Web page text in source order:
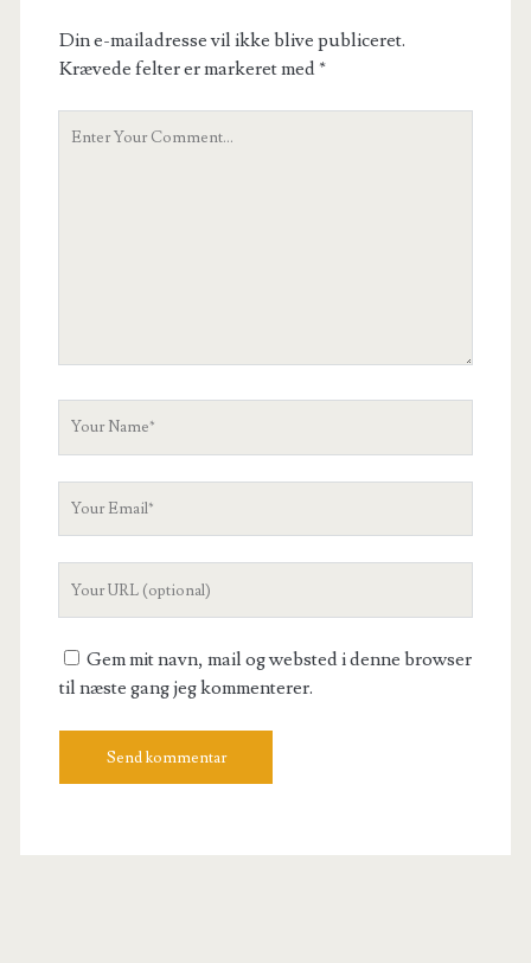
Din e-mailadresse vil ikke blive publiceret.
Krævede felter er markeret med*
Your
Gem mit navn, mail og websted i denne browser
til næste gang jeg kommenterer.